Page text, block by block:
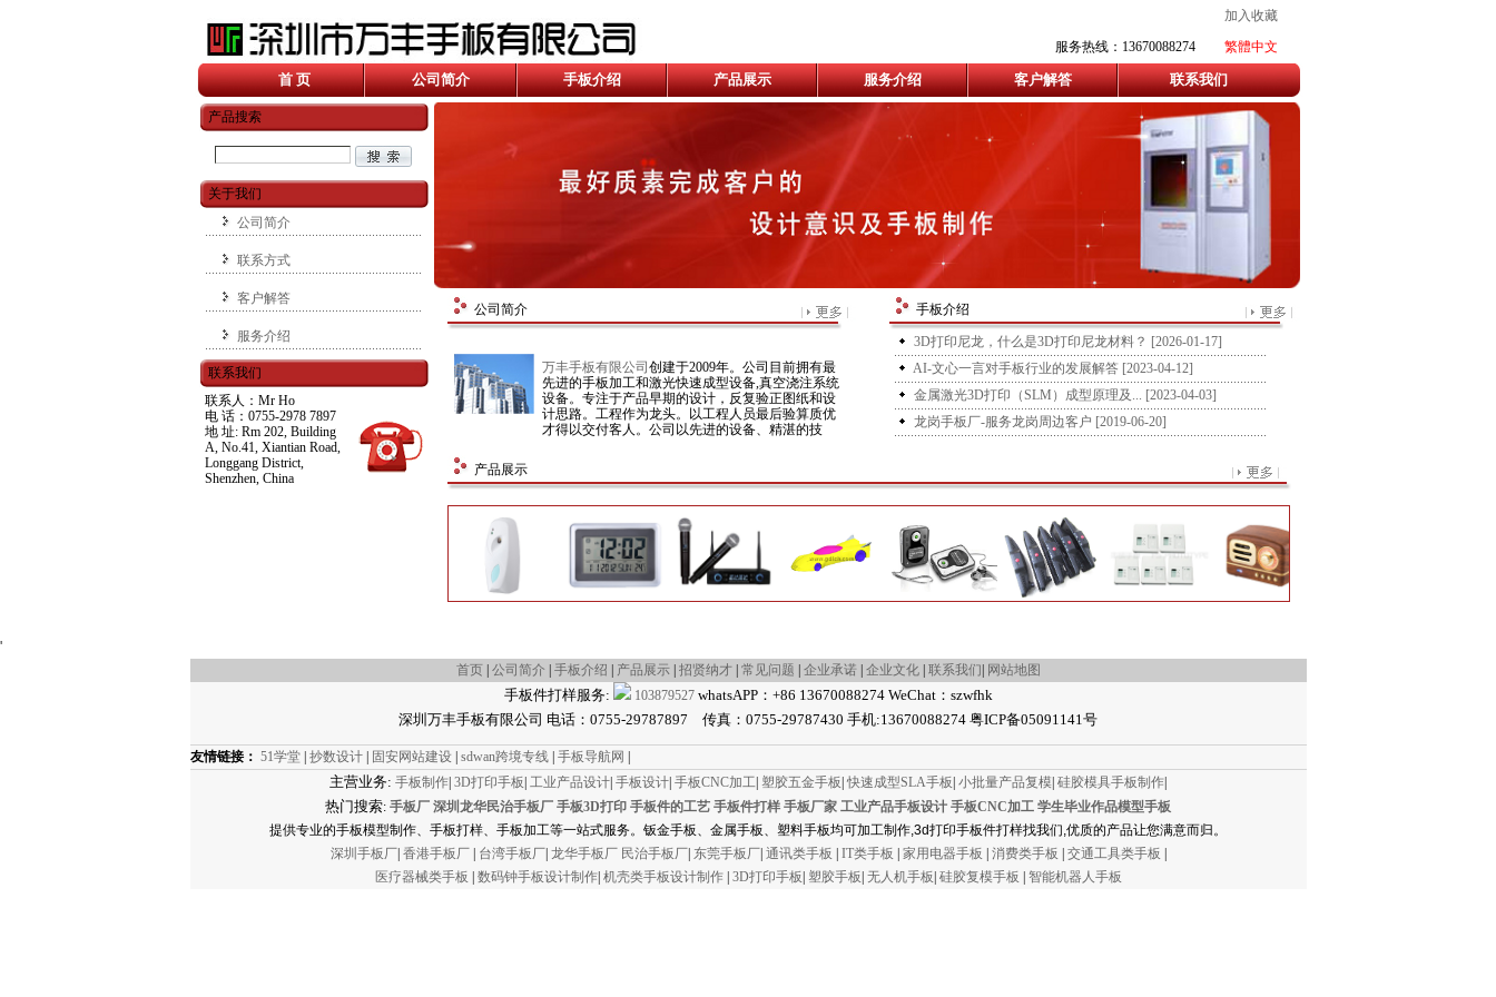
加入收藏
服务热线：13670088274
繁體中文
首 页 公司简介 手板介绍 产品展示 服务介绍 客户解答 联系我们
产品搜索
关于我们
公司简介
联系方式
客户解答
服务介绍
联系我们
联系人：Mr Ho
电 话：0755-2978 7897
地 址: Rm 202, Building
A, No.41, Xiantian Road,
Longgang District,
Shenzhen, China
公司简介
万丰手板有限公司 创建于2009年。公司目前拥有最
先进的手板加工和激光快速成型设备,真空浇注系统
设备。专注于产品早期的设计，反复验正图纸和设
计思路。工程作为龙头。以工程人员最后验算质优
才得以交付客人。公司以先进的设备、精湛的技
公司还拥有优秀的手板制作和后处理的专业人员，
可对产品进行打磨、喷砂、喷漆、喷灰、丝印、移
印、过UV油、金属氧化、拉丝、电镀等全套的表面
处理工作，务求为客户快速、准确、高质完成产品
的设计及制作，反复验正图纸和设计思路，让客户
的产品更容易打响市场，不负成就所托！ 产品开发
的成功与否，不能为单一手板而作手板，更应当以
市场为依归，以是否合理生产为宗旨，以是否最终
是否最终为客户解决问题而设计。
公司专业设计制作;
产品外观设计,产品结构设计,样板抄数设
3D工程图;
各类家用电器: 如电视机、电冰箱、空调、
吸尘器、果汁机、咖啡机、电吹风、饮水
机、空调、电风扇;
消费类产品: 如收录机、随身CD机、DVD、
MP4，复读机、汽车音响等;
通讯类产品: 如电话机、无绳电话、可视电
话、手机、对讲机、传真机，复印机、打印
机，乐器等;
手板介绍
3D打印尼龙，什么是3D打印尼龙材料？ [2026-01-17]
AI-文心一言对手板行业的发展解答[2023-04-12]
金属激光3D打印（SLM）成型原理及... [2023-04-03]
龙岗手板厂-服务龙岗周边客户 [2019-06-20]
产品展示
'
首页| 公司简介 手板介绍 产品展示 招贤纳才 常见问题 企业承诺 企业文化 联系我们 网站地图
手板件打样服务: 103879527 whatsAPP：+86 13670088274 WeChat：szwfhk
深圳万丰手板有限公司 电话：0755-29787897 传真：0755-29787430 手机:13670088274 粤ICP备05091141号
友情链接： 51学堂| 抄数设计| 固安网站建设| sdwan跨境专线| 手板导航网
主营业务: 手板制作 3D打印手板 工业产品设计 手板设计 手板CNC加工 塑胶五金手板 |快速成型SLA手板 小批量产品复模 硅胶模具手板制作
热门搜索: 手板厂 深圳龙华民治手板厂 手板3D打印 手板件的工艺 手板件打样 手板厂家 工业产品手板设计 手板CNC加工 学生毕业作品模型手板
提供专业的手板模型制作、手板打样、手板加工等一站式服务。钣金手板、金属手板、塑料手板均可加工制作,3d打印手板件打样找我们,优质的产品让您满意而归。
深圳手板厂| 香港手板厂 台湾手板厂| 龙华手板厂 民治手板厂| 东莞手板厂| 通讯类手板 IT类手板 家用电器手板 消费类手板 交通工具类手板
医疗器械类手板
数码钟手板设计制作| 机壳类手板设计制作| 3D打印手板 塑胶手板 无人机手板 硅胶复模手板 智能机器人手板